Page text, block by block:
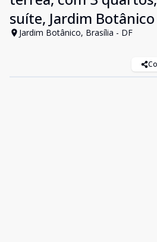
suíte, Jardim Botânico
Jardim Botânico, Brasília - DF